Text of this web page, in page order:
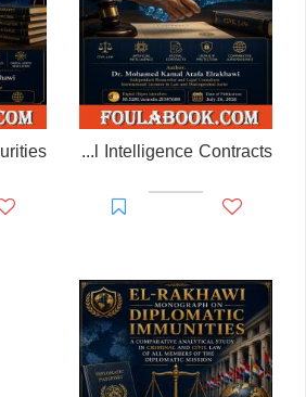
EL-RAKHAWI DOCTRINE: The Civil Legal Effects of Generative Artificial Intelligence Contracts